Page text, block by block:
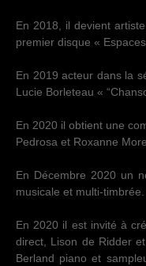
En 2018, il devient
premier disque «
En 2019 acteur dans la
Lucie Borleteau «
En 2020 il obtient une
Pedrosa et Roxanne
En Décembre 2020 un
musicale et multi-timbrée.
En 2020 il est invité à
direct, Lison de Ridder
Berland piano et